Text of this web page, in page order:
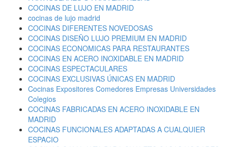
COCINAS DE LUJO EN MADRID
cocinas de lujo madrid
COCINAS DIFERENTES NOVEDOSAS
COCINAS DISEÑO LUJO PREMIUM EN MADRID
COCINAS ECONOMICAS PARA RESTAURANTES
COCINAS EN ACERO INOXIDABLE EN MADRID
COCINAS ESPECTACULARES
COCINAS EXCLUSIVAS ÚNICAS EN MADRID
Cocinas Expositores Comedores Empresas Universidades
Colegios
COCINAS FABRICADAS EN ACERO INOXIDABLE EN
MADRID
COCINAS FUNCIONALES ADAPTADAS A CUALQUIER
ESPACIO